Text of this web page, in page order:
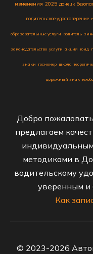
изменения 2025 донецк
водительское удостоверение
образовательные услуги водитель
законодательство услуги акция юид
знаки госномер школа
дорожный знак
Добро
предлагаем
методиками в
водительскому
уверенным и
Как
© 2023-2026